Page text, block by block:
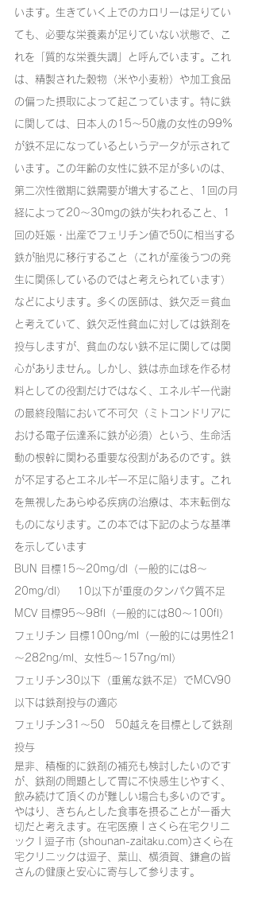
います。生きていく上でのカロリーは足りてい
ても、必要な栄養素が足りていない状態で、こ
れを「質的な栄養失調」と呼んでいます。これ
は、精製された穀物（米や小麦粉）や加工食品
の偏った摂取によって起こっています。特に鉄
に関しては、日本人の15～50歳の女性の99%
が鉄不足になっているというデータが示されて
います。この年齢の女性に鉄不足が多いのは、
第二次性徴期に鉄需要が増大すること、1回の月
経によって20～30mgの鉄が失われること、1
回の妊娠・出産でフェリチン値で50に相当する
鉄が胎児に移行すること（これが産後うつの発
生に関係しているのではと考えられています）
などによります。多くの医師は、鉄欠乏＝貧血
と考えていて、鉄欠乏性貧血に対しては鉄剤を
投与しますが、貧血のない鉄不足に関しては関
心がありません。しかし、鉄は赤血球を作る材
料としての役割だけではなく、エネルギー代謝
の最終段階において不可欠（ミトコンドリアに
おける電子伝達系に鉄が必須）という、生命活
動の根幹に関わる重要な役割があるのです。鉄
が不足するとエネルギー不足に陥ります。これ
を無視したあらゆる疾病の治療は、本末転倒な
ものになります。この本では下記のような基準
を示しています
BUN 目標15～20mg/dl（一般的には8～
20mg/dl）　10以下が重度のタンパク質不足
MCV 目標95～98fl（一般的には80～100fl）
フェリチン 目標100ng/ml（一般的には男性21
～282ng/ml、女性5～157ng/ml）
フェリチン30以下（重篤な鉄不足）でMCV90
以下は鉄剤投与の適応
フェリチン31～50　50越えを目標として鉄剤
投与
是非、積極的に鉄剤の補充も検討したいのです
が、鉄剤の問題として胃に不快感生じやすく、
飲み続けて頂くのが難しい場合も多いのです。
やはり、きちんとした食事を摂ることが一番大
切だと考えます。在宅医療 | さくら在宅クリニ
ック | 逗子市 (shounan-zaitaku.com)さくら在
宅クリニックは逗子、葉山、横須賀、鎌倉の皆
さんの健康と安心に寄与して参ります。